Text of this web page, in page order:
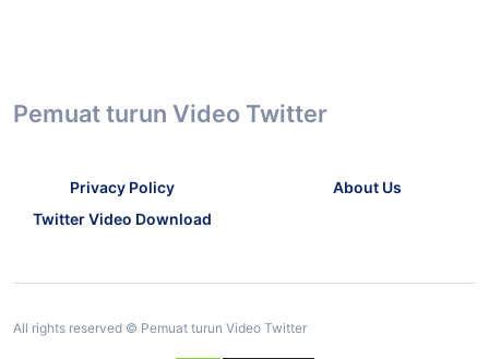
Pemuat turun Video Twitter
Privacy Policy
About Us
Twitter Video Download
All rights reserved © Pemuat turun Video Twitter